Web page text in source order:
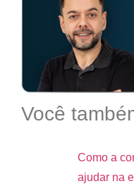
Você
Como a
ajudar na